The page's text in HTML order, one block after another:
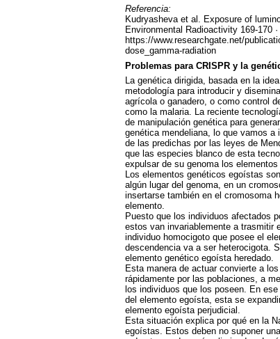
Referencia:
Kudryasheva et al. Exposure of
Environmental Radioactivity 169-170
https://www.researchgate.net/
dose_gamma-radiation
Problemas para CRISPRy la
La genética dirigida, basada en la
metodología para introducir y
agrícola o ganadero, o como control
como la malaria. La reciente
de manipulación genética para
genética mendeliana, lo que vamos
de las predichas por las leyes de
que las especies blanco de esta
expulsar de su genoma los
Los elementos genéticos egoístas
algún lugar del genoma, en un
insertarse también en el cromosoma
elemento.
Puesto que los individuos afectados
estos van invariablemente a trasmitir
individuo homocigoto que posee el
descendencia va a ser heterocigota.
elemento genético egoísta heredado.
Esta manera de actuar convierte a
rápidamente por las poblaciones, a
los individuos que los poseen. En
del elemento egoísta, esta se
elemento egoísta perjudicial.
Esta situación explica por qué en la
egoístas. Estos deben no suponer